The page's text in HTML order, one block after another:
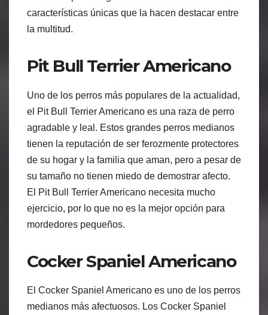
características únicas que la hacen destacar entre
la multitud.
Pit Bull Terrier Americano
Uno de los perros más populares de la actualidad,
el Pit Bull Terrier Americano es una raza de perro
agradable y leal. Estos grandes perros medianos
tienen la reputación de ser ferozmente protectores
de su hogar y la familia que aman, pero a pesar de
su tamaño no tienen miedo de demostrar afecto.
El Pit Bull Terrier Americano necesita mucho
ejercicio, por lo que no es la mejor opción para
mordedores pequeños.
Cocker Spaniel Americano
El Cocker Spaniel Americano es uno de los perros
medianos más afectuosos. Los Cocker Spaniel